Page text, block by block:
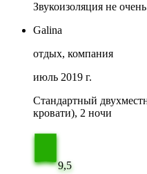
Звукоизоляция не
Galina
отдых, компания
июль 2019 г.
Стандартный
кровати), 2 ночи
9,5